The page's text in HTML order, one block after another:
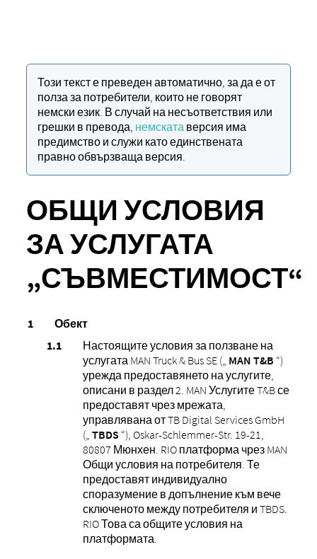
Този текст е преведен автоматично, за да е от
полза за потребители, които не говорят
немски език. В случай на несъответствия или
грешки в превода, немската версия има
предимство и служи като единствената
правно обвързваща версия.
ОБЩИ УСЛОВИЯ
ЗА УСЛУГАТА
„СЪВМЕСТИМОСТ“
Обект
Настоящите условия за ползване на
услугата MAN Truck & Bus SE („ MAN T&B “)
урежда предоставянето на услугите,
описани в раздел 2. MAN Услугите T&B се
предоставят чрез мрежата,
управлявана от TB Digital Services GmbH
(„ TBDS “), Oskar-Schlemmer-Str. 19-21,
80807 Мюнхен. RIO платформа чрез MAN
Общи условия на потребителя. Те
предоставят индивидуално
споразумение в допълнение към вече
сключеното между потребителя и TBDS.
RIO Това са общите условия на
платформата.